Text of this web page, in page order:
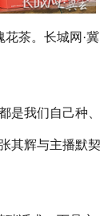
茶。长城网·冀
我们自己种、
其辉与主播默契